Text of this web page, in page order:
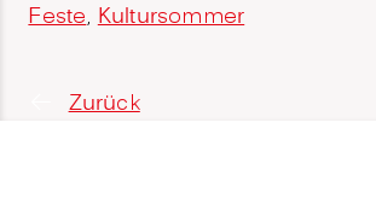
Feste,Kultursommer
Zurück